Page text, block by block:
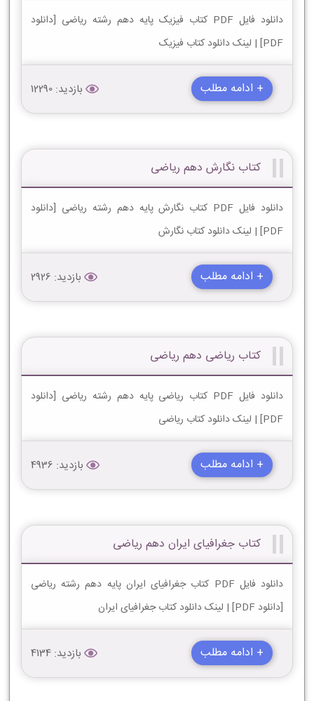
دانلود فایل PDF کتاب فیزیک پایه دهم رشته ریاضی [دانلود
PDF] | لینک دانلود کتاب فیزیک
+ ادامه مطلب بازدید: 12290
کتاب نگارش دهم ریاضی
دانلود فایل PDF کتاب نگارش پایه دهم رشته ریاضی [دانلود
PDF] | لینک دانلود کتاب نگارش
+ ادامه مطلب بازدید: 2926
کتاب ریاضی دهم ریاضی
دانلود فایل PDF کتاب ریاضی پایه دهم رشته ریاضی [دانلود
PDF] | لینک دانلود کتاب ریاضی
+ ادامه مطلب بازدید: 4936
کتاب جغرافیای ایران دهم ریاضی
دانلود فایل PDF کتاب جغرافیای ایران پایه دهم رشته ریاضی
[دانلود PDF] | لینک دانلود کتاب جغرافیای ایران
+ ادامه مطلب بازدید: 4134